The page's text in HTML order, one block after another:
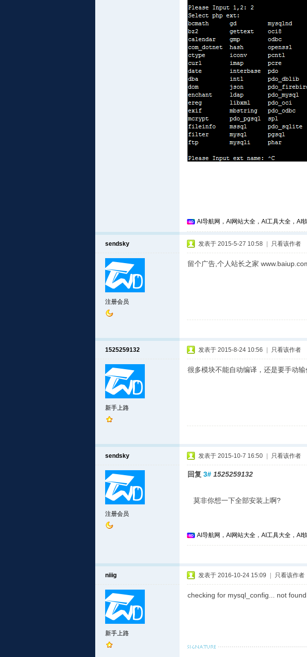
AI导航网，AI网站大全，AI工具大全，AI
sendsky
注册会员
发表于 2015-5-27 10:58 只看该作者
留个广告,个人站长之家
1525259132
新手上路
发表于 2015-8-24 10:56 只看该作者
很多模块不能自动编译，还是要手动输
sendsky
注册会员
发表于 2015-10-7 16:50 只看该作者
回复 3# 1525259132
莫非你想一下全部安装上啊?
AI导航网，AI网站大全，AI工具大全，AI
niiig
新手上路
发表于 2016-10-24 15:09 只看该作者
checking for mysql_config... not